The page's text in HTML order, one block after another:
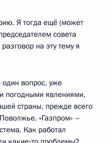
Я тогда ещё (может
совета
на эту тему я
вопрос, уже
погодными явлениями,
страны, прежде всего
«Газпром» –
Как работал